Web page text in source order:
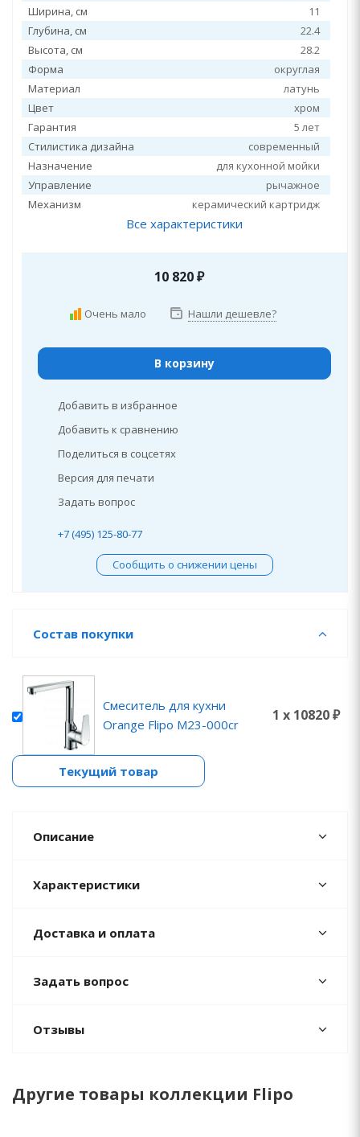
Ширина, см
11
Глубина, см
22.4
Высота, см
28.2
Форма
округлая
Материал
латунь
Цвет
хром
Гарантия
5 лет
Стилистика дизайна
современный
Назначение
для кухонной мойки
Управление
рычажное
Механизм
керамический картридж
Все характеристики
10 820₽
Очень мало Нашли дешевле?
В корзину
Добавить в избранное
Добавить к сравнению
Поделиться в соцсетях
Версия для печати
Задать вопрос
+7 (495) 125-80-77
Сообщить о снижении цены
Состав покупки
Смеситель для кухни
Orange Flipo M23-000cr
1 x 10820 ₽
Текущий товар
Описание
Характеристики
Доставка и оплата
Задать вопрос
Отзывы
Другие товары коллекции Flipo